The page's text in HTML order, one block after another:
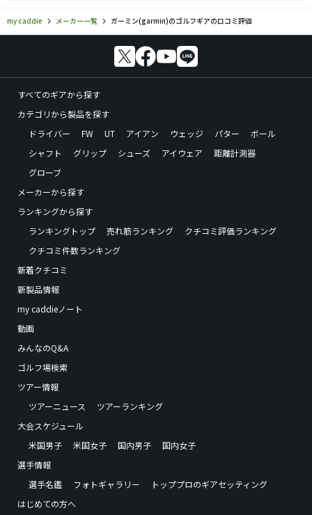
my caddie メーカー一覧 ガーミン(garmin)のゴルフギアの口コミ評価
すべてのギアから探す
カテゴリから製品を探す
ドライバー
FW UT アイアン ウェッジ パター
ボール
シャフト
グリップ シューズ アイウェア
距離計測器
グローブ
メーカーから探す
ランキングから探す
ランキングトップ
売れ筋ランキング
クチコミ評価ランキング
クチコミ件数ランキング
新着クチコミ
新製品情報
my caddieノート
動画
みんなのQ&A
ゴルフ場検索
ツアー情報
ツアーニュース
ツアーランキング
大会スケジュール
米国男子
米国女子 国内男子
国内女子
選手情報
選手名鑑
フォトギャラリー
トッププロのギアセッティング
はじめての方へ